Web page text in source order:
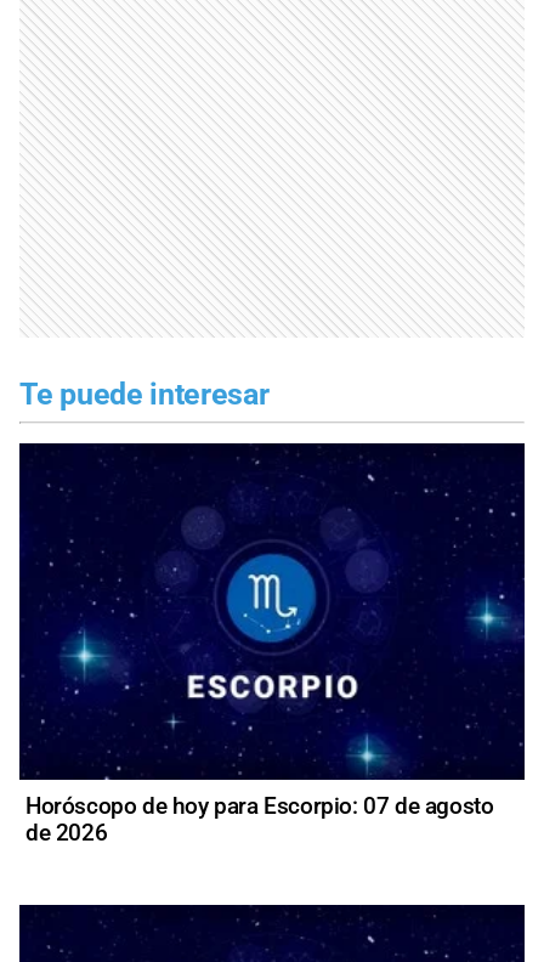
Te puede interesar
Horóscopo de hoy para Escorpio: 07 de agosto
de 2026